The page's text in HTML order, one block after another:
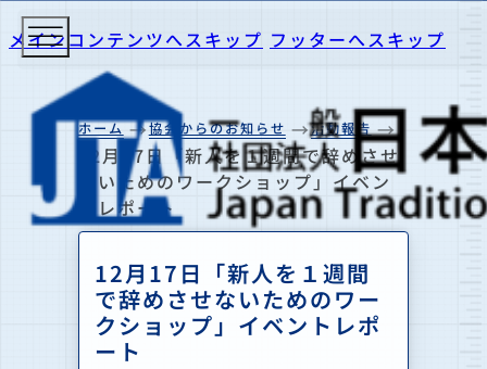
メインコンテンツへスキップ フッターへスキップ
ホーム 協会からのお知らせ 活動報告
12月17日「新人を１週間で辞めさせ
ないためのワークショップ」イベン
トレポート
12月17日「新人を１週間
で辞めさせないためのワー
クショップ」イベントレポ
ート